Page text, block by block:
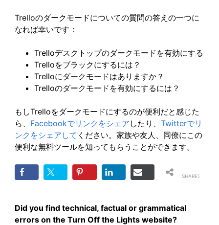
Trelloのダークモードについての質問の答えの一つに
なれば幸いです：
Trelloデスクトップのダークモードを有効にする
Trelloをブラックにするには？
Trelloにダークモードはありますか？
Trelloのダークモードを有効にするには？
もしTrelloをダークモードにするのが便利だと感じた
ら、 Facebookでリンクをシェア したり、 Twitterでリ
ンクをシェアして ください。家族や友人、同僚にこの
便利な無料ツールを知ってもらうことができます。
SHARES
Did you find technical, factual or grammatical
errors on the Turn Off the Lights website?